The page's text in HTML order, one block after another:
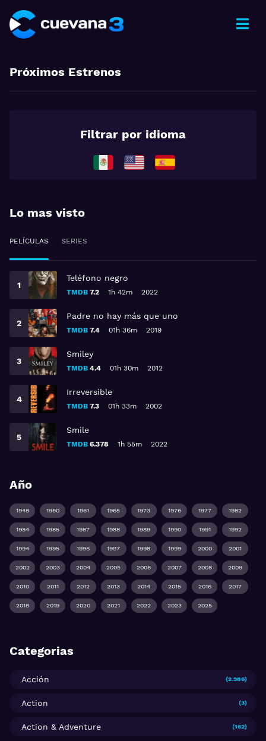
Próximos Estrenos
Filtrar por idioma
Lo mas visto
PELÍCULAS SERIES
Teléfono negro
TMDB 7.2 1h 42m 2022
Padre no hay más que uno
TMDB 7.4 01h 36m 2019
Smiley
TMDB 4.4 01h 30m 2012
Irreversible
TMDB 7.3 01h 33m 2002
Smile
TMDB 6.378 1h 55m 2022
Año
1948 1960 1961 1965 1973 1976 1977 1982
1984 1985 1987 1988 1989 1990 1991 1992
1994 1995 1996 1997 1998 1999 2000 2001
2002 2003 2004 2005 2006 2007 2008 2009
2010 2011 2012 2013 2014 2015 2016 2017
2018 2019 2020 2021 2022 2023 2025
Categorias
Acción (2.986)
Action (3)
Action & Adventure (162)